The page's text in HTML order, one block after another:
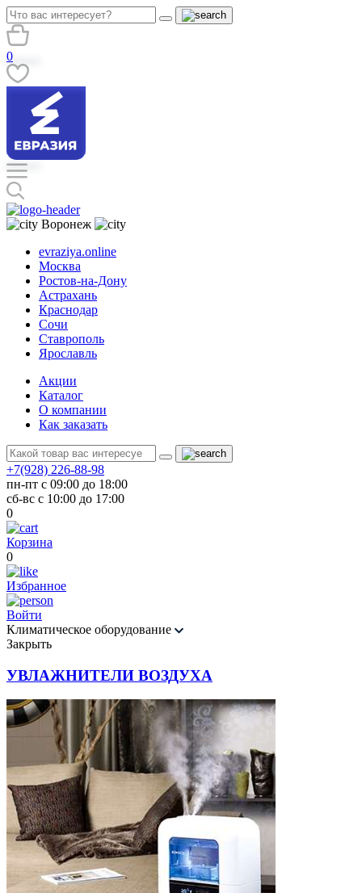
0
Воронеж
evraziya.online
Москва
Ростов-на-Дону
Астрахань
Краснодар
Сочи
Ставрополь
Ярославль
Акции
Каталог
О компании
Как заказать
+7(928) 226-88-98
пн-пт с 09:00 до 18:00
сб-вс с 10:00 до 17:00
0
Корзина
0
Избранное
Войти
Климатическое оборудование
Закрыть
УВЛАЖНИТЕЛИ ВОЗДУХА